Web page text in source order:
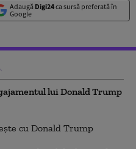
Adaugă Digi24ca sursă preferată în
Google
lui Donald Trump
cu Donald Trump